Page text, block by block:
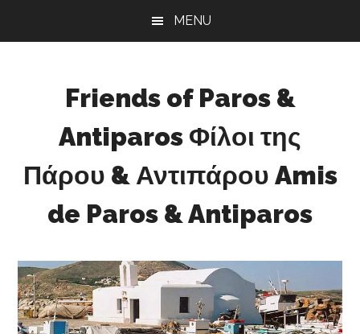
MENU
Friends of Paros &
Antiparos Φίλοι της
Πάρου & Αντιπάρου Amis
de Paros & Antiparos
development
for
Paros
&